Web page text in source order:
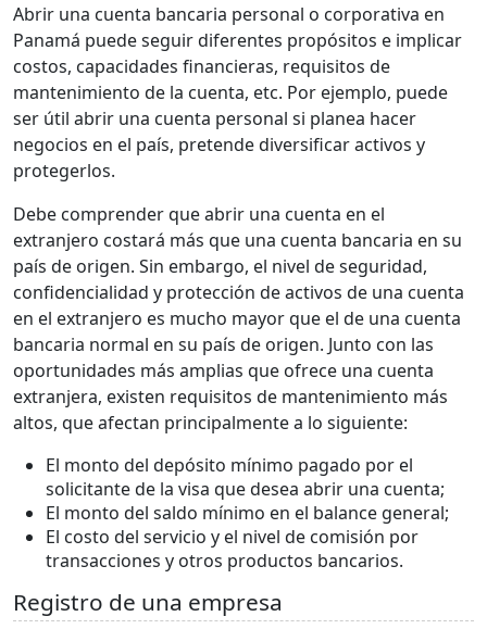
Abrir una cuenta bancaria personal o corporativa en
Panamá puede seguir diferentes propósitos e implicar
costos, capacidades financieras, requisitos de
mantenimiento de la cuenta, etc. Por ejemplo, puede
ser útil abrir una cuenta personal si planea hacer
negocios en el país, pretende diversificar activos y
protegerlos.
Debe comprender que abrir una cuenta en el
extranjero costará más que una cuenta bancaria en su
país de origen. Sin embargo, el nivel de seguridad,
confidencialidad y protección de activos de una cuenta
en el extranjero es mucho mayor que el de una cuenta
bancaria normal en su país de origen. Junto con las
oportunidades más amplias que ofrece una cuenta
extranjera, existen requisitos de mantenimiento más
altos, que afectan principalmente a lo siguiente:
El monto del depósito mínimo pagado por el
solicitante de la visa que desea abrir una cuenta;
El monto del saldo mínimo en el balance general;
El costo del servicio y el nivel de comisión por
transacciones y otros productos bancarios.
Registro de una empresa